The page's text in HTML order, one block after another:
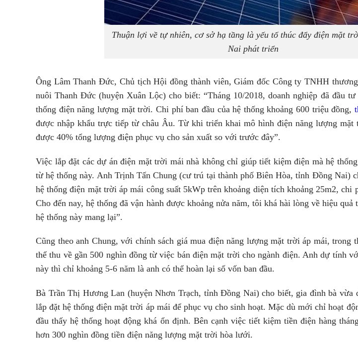
Thuận lợi về tự nhiên, cơ sở hạ tầng là yếu tố thúc đẩy điện mặt
Nai phát triển
Ông Lâm Thanh Đức, Chủ tịch Hội đồng thành viên, Giám đốc Công ty TNHH
nuôi Thanh Đức (huyện Xuân Lộc) cho biết: “Tháng 10/2018, doanh nghiệp đã đầu
thống điện năng lượng mặt trời. Chi phí ban đầu của hệ thống khoảng 600 triệu đồng,
được nhập khẩu trực tiếp từ châu Âu. Từ khi triển khai mô hình điện năng lượng mặt
được 40% tổng lượng điện phục vụ cho sản xuất so với trước đây”.
Việc lắp đặt các dự án điện mặt trời mái nhà không chỉ giúp tiết kiệm điện mà hệ
từ hệ thống này. Anh Trịnh Tấn Chung (cư trú tại thành phố Biên Hòa, tỉnh Đồng Nai)
hệ thống điện mặt trời áp mái công suất 5kWp trên khoảng diện tích khoảng 25m2, chi
Cho đến nay, hệ thống đã vận hành được khoảng nửa năm, tôi khá hài lòng về hiệu
hệ thống này mang lại”.
Cũng theo anh Chung, với chính sách giá mua điện năng lượng mặt trời áp mái, trong
thể thu về gần 500 nghìn đồng từ việc bán điện mặt trời cho ngành điện. Anh dự tính
này thì chỉ khoảng 5-6 năm là anh có thể hoàn lại số vốn ban đầu.
Bà Trần Thị Hương Lan (huyện Nhơn Trạch, tỉnh Đồng Nai) cho biết, gia đình bà vừa
lắp đặt hệ thống điện mặt trời áp mái để phục vụ cho sinh hoạt. Mặc dù mới chỉ hoạt
đầu thấy hệ thống hoạt động khá ổn định. Bên cạnh việc tiết kiệm tiền điện hàng
hơn 300 nghìn đồng tiền điện năng lượng mặt trời hòa lưới.